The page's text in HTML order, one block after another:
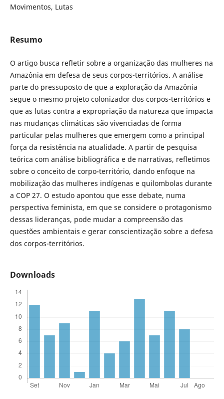
Movimentos, Lutas
Resumo
O artigo busca refletir sobre a organização das mulheres na
Amazônia em defesa de seus corpos-territórios. A análise
parte do pressuposto de que a exploração da Amazônia
segue o mesmo projeto colonizador dos corpos-territórios e
que as lutas contra a expropriação da natureza que impacta
nas mudanças climáticas são vivenciadas de forma
particular pelas mulheres que emergem como a principal
força da resistência na atualidade. A partir de pesquisa
teórica com análise bibliográfica e de narrativas, refletimos
sobre o conceito de corpo-território, dando enfoque na
mobilização das mulheres indígenas e quilombolas durante
a COP 27. O estudo apontou que esse debate, numa
perspectiva feminista, em que se considere o protagonismo
dessas lideranças, pode mudar a compreensão das
questões ambientais e gerar conscientização sobre a defesa
dos corpos-territórios.
Downloads